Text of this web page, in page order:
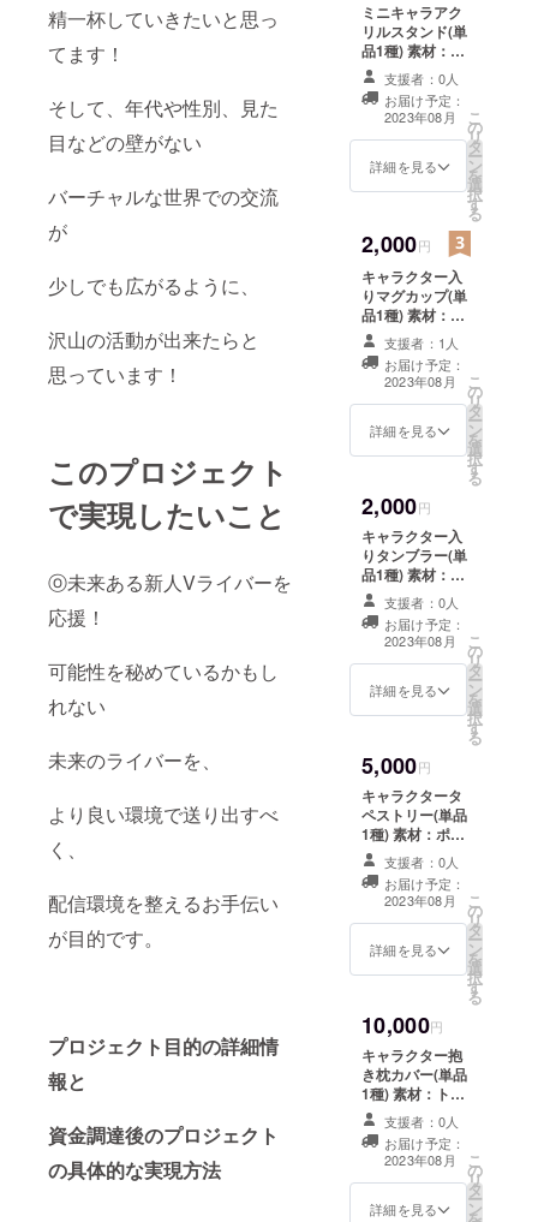
精一杯していきたいと思っ
てます！
そして、年代や性別、見た
目などの壁がない
バーチャルな世界での交流
が
少しでも広がるように、
沢山の活動が出来たらと
思っています！
このプロジェクト
で実現したいこと
ⓞ未来ある新人Vライバーを
応援！
可能性を秘めているかもし
れない
未来のライバーを、
より良い環境で送り出すべ
く、
配信環境を整えるお手伝い
が目的です。
プロジェクト目的の詳細情
報と
資金調達後のプロジェクト
の具体的な実現方法
ミニキャラアク
リルスタンド(単
品1種) 素材：ア
クリル サイズ：
50×50(mm)
支援者：0人
お届け予定：
2023年08月
詳細を見る
こ
の
リ
タ
ー
ン
を
選
択
す
る
2,000円
キャラクター入
りマグカップ(単
品1種) 素材：ス
トーンウェア サ
イズ：高さ95、
内径75(mm)
支援者：1人
お届け予定：
2023年08月
詳細を見る
こ
の
リ
タ
ー
ン
を
選
択
す
る
2,000円
キャラクター入
りタンブラー(単
品1種) 素材：プ
ラスチック サイ
ズ：350ml
支援者：0人
お届け予定：
2023年08月
詳細を見る
こ
の
リ
タ
ー
ン
を
選
択
す
る
5,000円
キャラクタータ
ペストリー(単品
1種) 素材：ポリ
エステルスケー
ド サイズ：
520×730(mm)
支援者：0人
お届け予定：
2023年08月
詳細を見る
こ
の
リ
タ
ー
ン
を
選
択
す
る
10,000円
キャラクター抱
き枕カバー(単品
1種) 素材：トリ
コットライクラ
サイズ：
500×1600(mm)
支援者：0人
お届け予定：
2023年08月
詳細を見る
こ
の
リ
タ
ー
ン